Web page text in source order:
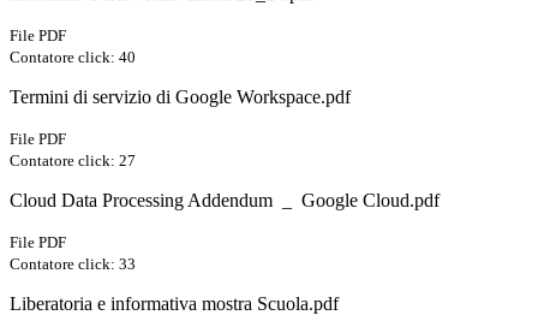
File PDF
Contatore click: 40
Termini di servizio di Google Workspace.pdf
File PDF
Contatore click: 27
Cloud Data Processing Addendum _ Google Cloud.pdf
File PDF
Contatore click: 33
Liberatoria e informativa mostra Scuola.pdf